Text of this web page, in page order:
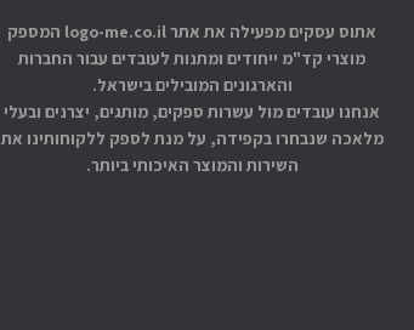
אתוס עסקים מפעילה את אתר logo-me.co.il המספק
מוצרי קד"מ ייחודים ומתנות לעובדים עבור החברות
והארגונים המובילים בישראל.
אנחנו עובדים מול עשרות ספקים, מותגים, יצרנים ובעלי
מלאכה שנבחרו בקפידה, על מנת לספק ללקוחותינו את
השירות והמוצר האיכותי ביותר.